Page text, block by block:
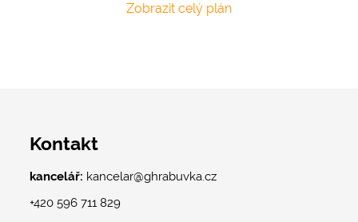
Zobrazit celý plán
Kontakt
kancelář: kancelar@ghrabuvka.cz
+420 596 711 829